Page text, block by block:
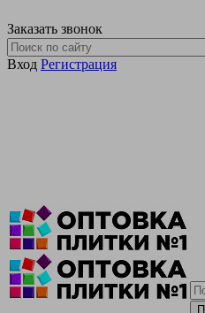
Заказать звонок
Вход Регистрация